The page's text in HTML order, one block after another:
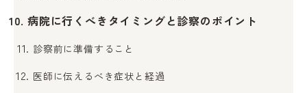
病院に行くべきタイミングと診察のポイント
診察前に準備すること
医師に伝えるべき症状と経過